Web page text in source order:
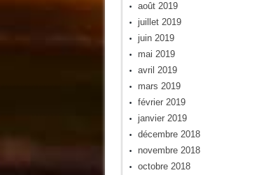
août 2019
juillet 2019
juin 2019
mai 2019
avril 2019
mars 2019
février 2019
janvier 2019
décembre 2018
novembre 2018
octobre 2018